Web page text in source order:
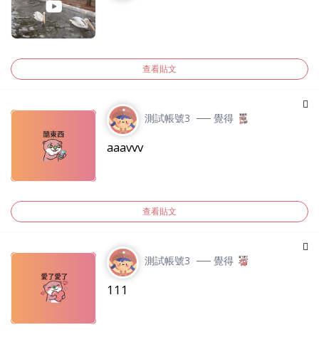
查看貼文
測試帳號3 ── 覺得
aaavvv
查看貼文
測試帳號3 ── 覺得
111